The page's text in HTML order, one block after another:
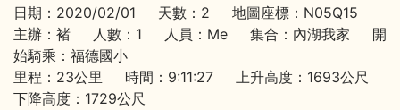
日期：2020/02/01 天數：2 地圖座標：N05Q15
主辦：褚 人數：1 人員：Me 集合：內湖我家 開
始騎乘：福德國小
里程：23公里 時間：9:11:27 上升高度：1693公尺
下降高度：1729公尺